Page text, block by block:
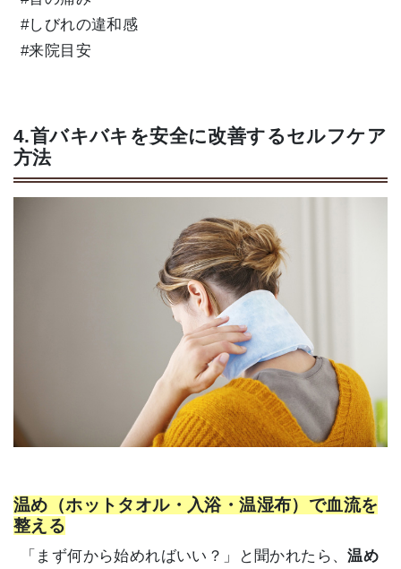
#しびれの違和感
#来院目安
4.首バキバキを安全に改善するセルフケア
方法
温め（ホットタオル・入浴・温湿布）で血流を
整える
「まず何から始めればいい？」と聞かれたら、温め